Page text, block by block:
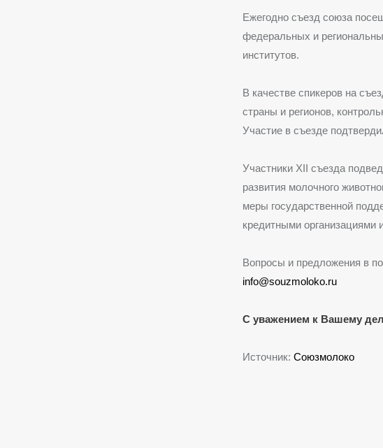
Ежегодно съезд союза
федеральных и
институтов.
В качестве спикеров на
страны и регионов,
Участие в съезде
Участники XII съезда
развития молочного
меры государственной
кредитными организациями
Вопросы и предложения в
info@souzmoloko.ru
С уважением к Вашему
Источник: Союзмолоко